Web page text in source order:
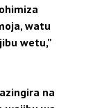
watu
wetu,”
na